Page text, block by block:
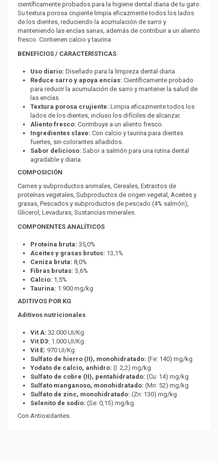
científicamente probados para la higiene dental diaria de tu gato.
Su textura porosa crujiente limpia eficazmente todos los lados
de los dientes, reduciendo la acumulación de sarro y
manteniendo las encías sanas, además de contribuir a un aliento
fresco. Contienen calcio y taurina.
BENEFICIOS / CARACTERÍSTICAS
Uso diario: Diseñado para la limpieza dental diaria.
Reduce sarro y apoya encías: Científicamente probado
para reducir la acumulación de sarro y mantener la salud de
las encías.
Textura porosa crujiente: Limpia eficazmente todos los
lados de los dientes, incluso los difíciles de alcanzar.
Aliento fresco: Contribuye a un aliento fresco.
Ingredientes clave: Con calcio y taurina para dientes
fuertes, sin colorantes añadidos.
Sabor delicioso: Sabor a salmón para una rutina dental
agradable y diaria.
COMPOSICIÓN
Carnes y subproductos animales, Cereales, Extractos de
proteínas vegetales, Subproductos de origen vegetal, Aceites y
grasas, Pescados y subproductos de pescado (4% salmón),
Glicerol, Levaduras, Sustancias minerales.
COMPONENTES ANALÍTICOS
Proteína bruta: 35,0%
Aceites y grasas brutos: 13,1%
Ceniza bruta: 8,0%
Fibras brutas: 3,6%
Calcio: 1,5%
Taurina: 1.900 mg/kg
ADITIVOS POR KG
Aditivos nutricionales
Vit A: 32.000 UI/Kg
Vit D3: 1.000 UI/Kg
Vit E: 970 UI/Kg
Sulfato de hierro (II), monohidratado: (Fe: 140) mg/kg
Yodato de calcio, anhidro: (I: 2,2) mg/kg
Sulfato de cobre (II), pentahidratado: (Cu: 14) mg/kg
Sulfato manganoso, monohidratado: (Mn: 52) mg/kg
Sulfato de zinc, monohidratado: (Zn: 130) mg/kg
Selenito de sodio: (Se: 0,15) mg/kg
Con Antioxidantes.